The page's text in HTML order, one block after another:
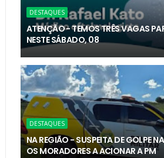
DESTAQUES
ATENÇÃO - TEMOS TRÊS VAGAS
NESTE SÁBADO, 08
DESTAQUES
NA REGIÃO - SUSPEITA DE GOLPE
OS MORADORES A ACIONAR A PM